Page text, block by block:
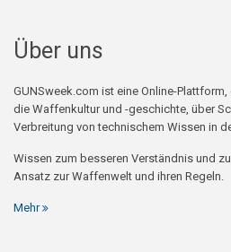
Über uns
GUNSweek.com ist eine Online-
die Waffenkultur und -geschichte, über
Verbreitung von technischem Wissen in
Wissen zum besseren Verständnis und
Ansatz zur Waffenwelt und ihren Regeln.
Mehr